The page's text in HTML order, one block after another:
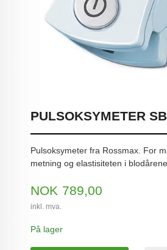
PULSOKSYMETER
Pulsoksymeter fra Rossmax. For
metning og elastisiteten i blodårene.
Pris
NOK 789,00
inkl. mva.
På lager